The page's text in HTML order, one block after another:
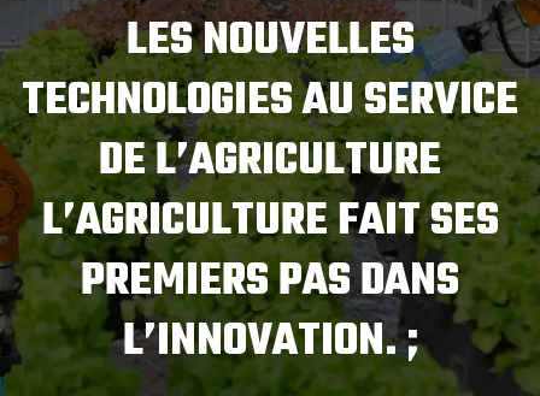
LES NOUVELLES
TECHNOLOGIES AU SERVICE
DE L’AGRICULTURE
L’AGRICULTURE FAIT SES
PREMIERS PAS DANS
L’INNOVATION. ;